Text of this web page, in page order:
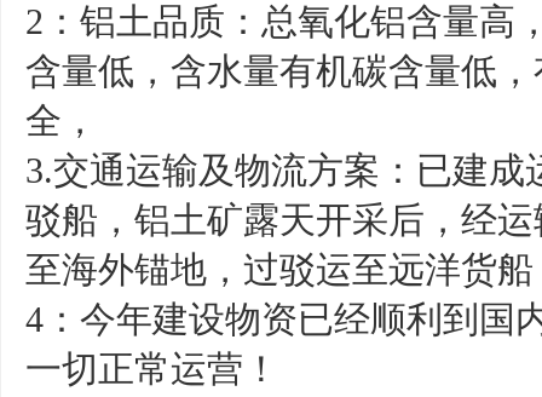
2：铝土品质：总氧化铝含量高
含量低，含水量有机碳含量低
全，
3.交通运输及物流方案：已建
驳船，铝土矿露天开采后，经
至海外锚地，过驳运至远洋货
4：今年建设物资已经顺利到国
一切正常运营！